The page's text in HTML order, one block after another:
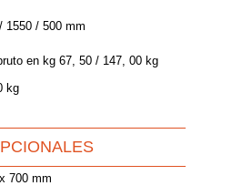
1550 / 500 mm
en kg 67, 50 / 147, 00 kg
kg
700 mm